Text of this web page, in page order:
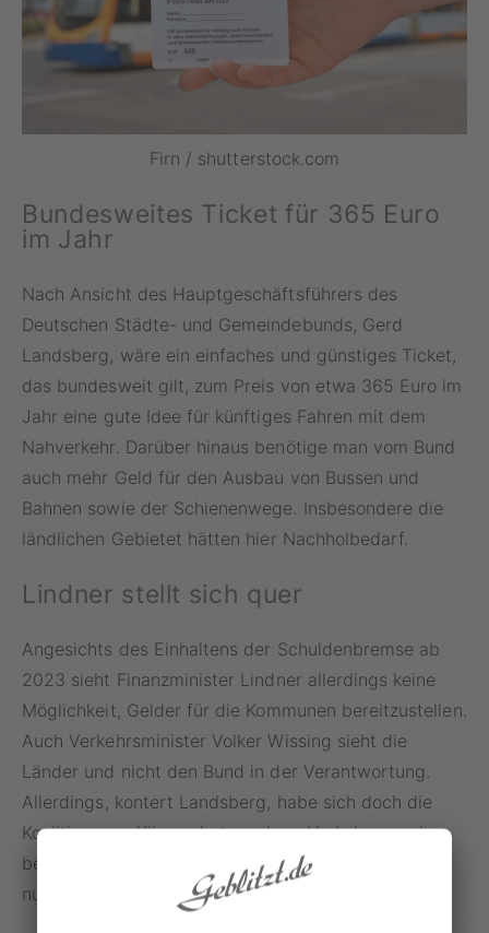
Firn / shutterstock.com
Bundesweites Ticket für 365 Euro
im Jahr
Nach Ansicht des Hauptgeschäftsführers des
Deutschen Städte- und Gemeindebunds, Gerd
Landsberg, wäre ein einfaches und günstiges Ticket,
das bundesweit gilt, zum Preis von etwa 365 Euro im
Jahr eine gute Idee für künftiges Fahren mit dem
Nahverkehr. Darüber hinaus benötige man vom Bund
auch mehr Geld für den Ausbau von Bussen und
Bahnen sowie der Schienenwege. Insbesondere die
ländlichen Gebietet hätten hier Nachholbedarf.
Lindner stellt sich quer
Angesichts des Einhaltens der Schuldenbremse ab
2023 sieht Finanzminister Lindner allerdings keine
Möglichkeit, Gelder für die Kommunen bereitzustellen.
Auch Verkehrsminister Volker Wissing sieht die
Länder und nicht den Bund in der Verantwortung.
Allerdings, kontert Landsberg, habe sich doch die
Koalition zum Klimaschutz und zur Verkehrswende
bekannt und die Investition in Busse und Bahnen sei
nun mal ein Teil davon.